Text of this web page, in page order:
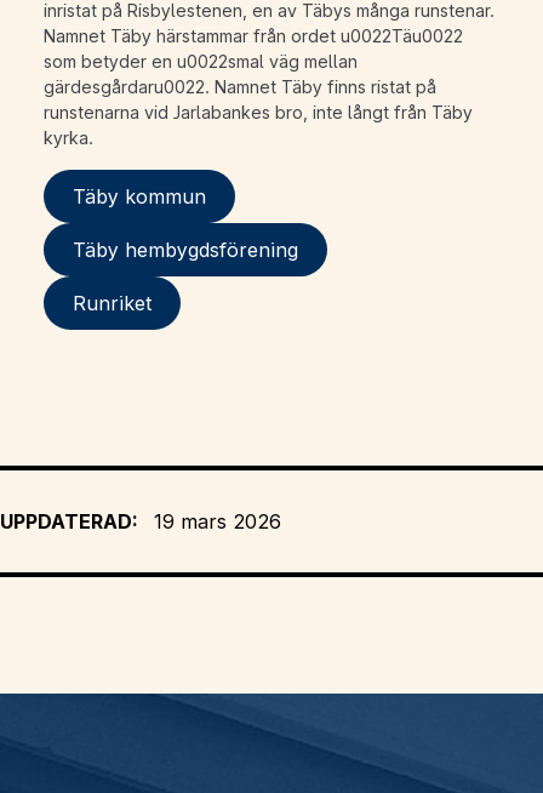
inristat på Risbylestenen, en av Täbys många runstenar.
Namnet Täby härstammar från ordet u0022Täu0022
som betyder en u0022smal väg mellan
gärdesgårdaru0022. Namnet Täby finns ristat på
runstenarna vid Jarlabankes bro, inte långt från Täby
kyrka.
Täby kommun
Täby hembygdsförening
Runriket
UPPDATERAD: 19 mars 2026